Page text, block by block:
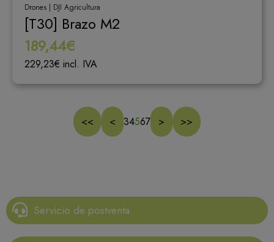
Drones | DJI Agricultura
[T30] Brazo M2
189,44€
229,23€ incl. IVA
<< < 34567 > >>
Servicio de postventa